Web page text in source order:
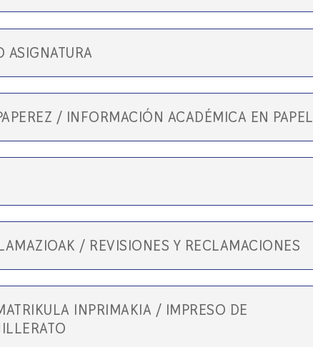
ASIGNATURA
/ INFORMACIÓN ACADÉMICA EN PAPEL
/ REVISIONES Y RECLAMACIONES
INPRIMAKIA / IMPRESO DE